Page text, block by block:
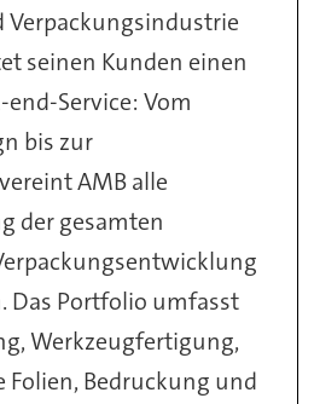
Verpackungsindustrie
seinen Kunden einen
Service: Vom
bis zur
AMB alle
der gesamten
Das Portfolio umfasst
Werkzeugfertigung,
Bedruckung und